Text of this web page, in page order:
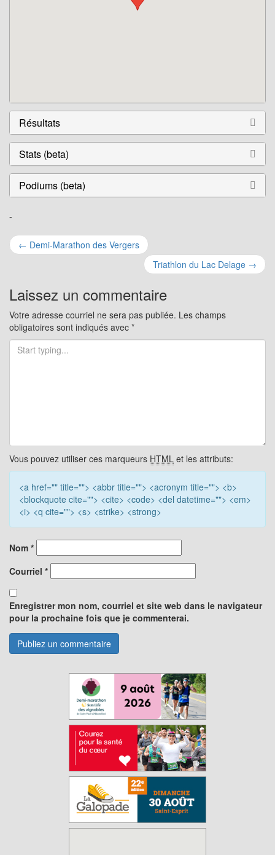
Résultats
Stats (beta)
Podiums (beta)
-
Navigation
les
articles
← Demi-Marathon des Vergers
Triathlon du Lac Delage →
Laissez un commentaire
Votre adresse courriel ne sera pas publiée. Les champs
obligatoires sont indiqués avec *
Vous pouvez utiliser ces marqueurs HTML et les attributs:
<a href="" title=""> <abbr title=""> <acronym title=""> <b>
<blockquote cite=""> <cite> <code> <del datetime=""> <em>
<i> <q cite=""> <s> <strike> <strong>
Nom *
Courriel *
Enregistrer mon nom, courriel et site web dans le navigateur
pour la prochaine fois que je commenterai.